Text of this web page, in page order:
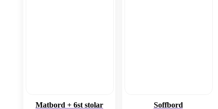
Matbord + 6st stolar
Soffbord